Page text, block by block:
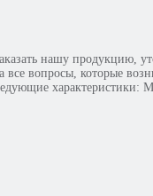
нашу продукцию,
вопросы, которые
характеристики: